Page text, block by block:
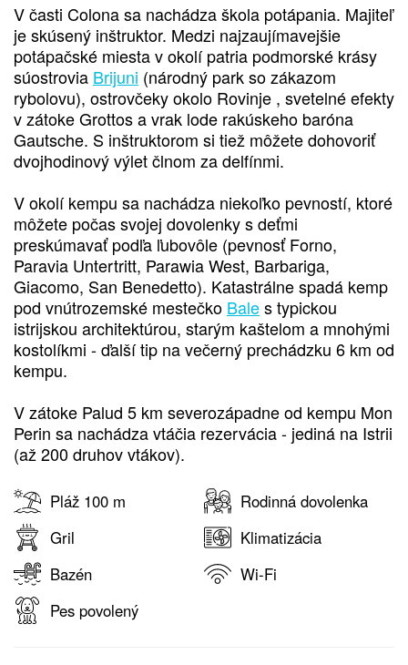
V časti Colona sa nachádza škola potápania. Majiteľ
je skúsený inštruktor. Medzi najzaujímavejšie
potápačské miesta v okolí patria podmorské krásy
súostrovia Brijuni (národný park so zákazom
rybolovu), ostrovčeky okolo Rovinje , svetelné efekty
v zátoke Grottos a vrak lode rakúskeho baróna
Gautsche. S inštruktorom si tiež môžete dohovoriť
dvojhodinový výlet člnom za delfínmi.
V okolí kempu sa nachádza niekoľko pevností, ktoré
môžete počas svojej dovolenky s deťmi
preskúmavať podľa ľubovôle (pevnosť Forno,
Paravia Untertritt, Parawia West, Barbariga,
Giacomo, San Benedetto). Katastrálne spadá kemp
pod vnútrozemské mestečko Bales typickou
istrijskou architektúrou, starým kaštelom a mnohými
kostolíkmi - ďalší tip na večerný prechádzku 6 km od
kempu.
V zátoke Palud 5 km severozápadne od kempu Mon
Perin sa nachádza vtáčia rezervácia - jediná na Istrii
(až 200 druhov vtákov).
Pláž 100 m
Rodinná dovolenka
Gril
Klimatizácia
Bazén
Wi-Fi
Pes povolený